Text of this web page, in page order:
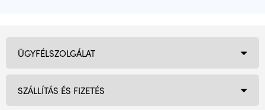
ÜGYFÉLSZOLGÁLAT
SZÁLLÍTÁS ÉS FIZETÉS